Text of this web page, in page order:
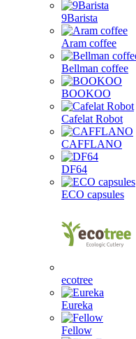
9Barista
Aram coffee
Bellman coffee
BOOKOO
Cafelat Robot
CAFFLANO
DF64
ECO capsules
ecotree
Eureka
Fellow